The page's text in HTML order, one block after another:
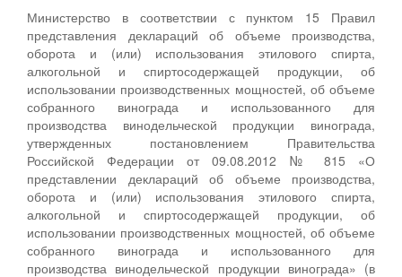
Министерство в соответствии с пунктом 15 Правил
представления деклараций об объеме производства,
оборота и (или) использования этилового спирта,
алкогольной и спиртосодержащей продукции, об
использовании производственных мощностей, об объеме
собранного винограда и использованного для
производства винодельческой продукции винограда,
утвержденных постановлением Правительства
Российской Федерации от 09.08.2012 № 815 «О
представлении деклараций об объеме производства,
оборота и (или) использования этилового спирта,
алкогольной и спиртосодержащей продукции, об
использовании производственных мощностей, об объеме
собранного винограда и использованного для
производства винодельческой продукции винограда» (в